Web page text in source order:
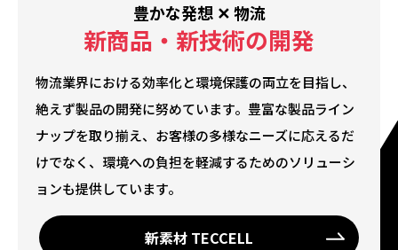
豊かな発想 ✕ 物流
新商品・新技術の開発
物流業界における効率化と環境保護の両立を目指し、
絶えず製品の開発に努めています。豊富な製品ライン
ナップを取り揃え、お客様の多様なニーズに応えるだ
けでなく、環境への負担を軽減するためのソリューシ
ョンも提供しています。
新素材 TECCELL